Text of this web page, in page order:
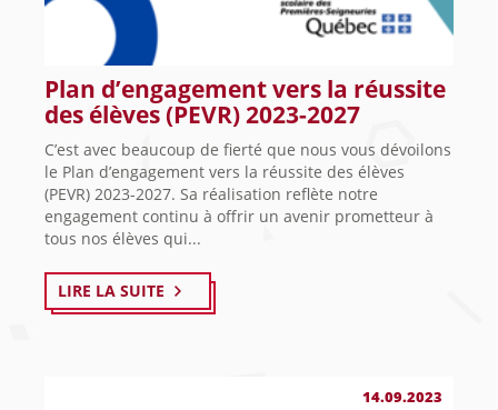
Plan d’engagement vers la réussite
des élèves (PEVR) 2023-2027
C’est avec beaucoup de fierté que nous vous dévoilons
le Plan d’engagement vers la réussite des élèves
(PEVR) 2023-2027. Sa réalisation reflète notre
engagement continu à offrir un avenir prometteur à
tous nos élèves qui...
LIRE LA SUITE
14.09.2023